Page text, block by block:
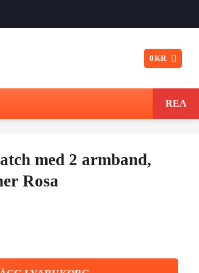
0KR
REA
med 2 armband,
Rosa